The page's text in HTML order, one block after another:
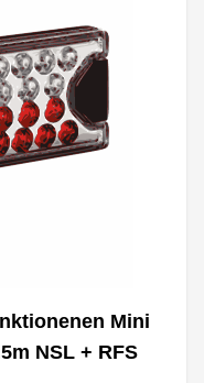
Mini
NSL + RFS